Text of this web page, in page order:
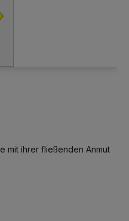
mit ihrer fließenden Anmut